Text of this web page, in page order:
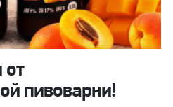
от
пивоварни!